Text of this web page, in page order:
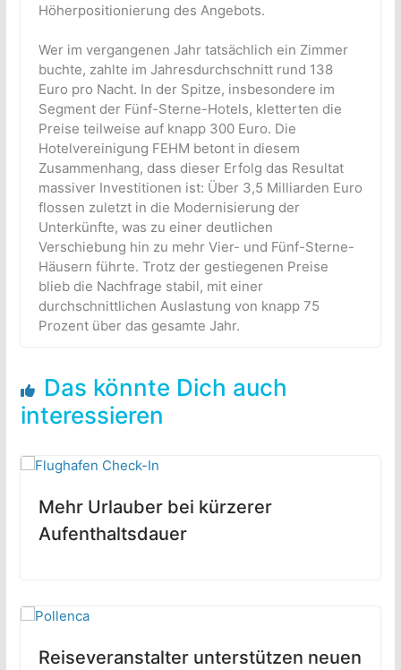
Höherpositionierung des Angebots.
Wer im vergangenen Jahr tatsächlich ein Zimmer
buchte, zahlte im Jahresdurchschnitt rund 138
Euro pro Nacht. In der Spitze, insbesondere im
Segment der Fünf-Sterne-Hotels, kletterten die
Preise teilweise auf knapp 300 Euro. Die
Hotelvereinigung FEHM betont in diesem
Zusammenhang, dass dieser Erfolg das Resultat
massiver Investitionen ist: Über 3,5 Milliarden Euro
flossen zuletzt in die Modernisierung der
Unterkünfte, was zu einer deutlichen
Verschiebung hin zu mehr Vier- und Fünf-Sterne-
Häusern führte. Trotz der gestiegenen Preise
blieb die Nachfrage stabil, mit einer
durchschnittlichen Auslastung von knapp 75
Prozent über das gesamte Jahr.
Das könnte Dich auch
interessieren
Mehr Urlauber bei kürzerer
Aufenthaltsdauer
Reiseveranstalter unterstützen neuen